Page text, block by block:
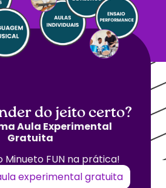
do jeito certo?
Aula Experimental
Gratuita
Minueto FUN na prática!
experimental gratuita